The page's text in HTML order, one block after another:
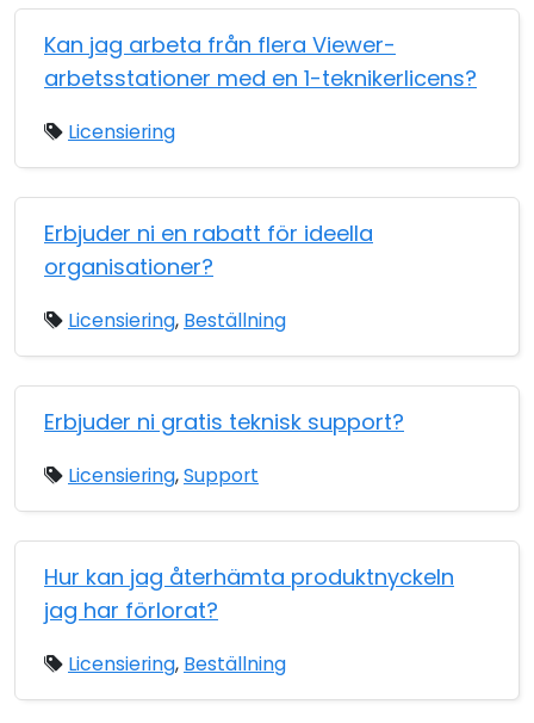
Kan jag arbeta från flera Viewer-
arbetsstationer med en 1-teknikerlicens?
Licensiering
Erbjuder ni en rabatt för ideella
organisationer?
Licensiering, Beställning
Erbjuder ni gratis teknisk support?
Licensiering,Support
Hur kan jag återhämta produktnyckeln
jag har förlorat?
Licensiering, Beställning